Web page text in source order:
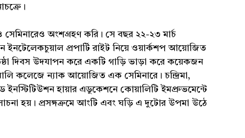
অংশগ্রহণ করি। সে বছর ২২-২৩ মার্চ
ইনটেলেকচুয়াল প্রপার্টি রাইট নিয়ে ওয়ার্কশপ আয়োজিত
দিবস উদযাপন করে একটি গাড়ি ভাড়া করে কয়েকজন
কলেজে ন্যাক আয়োজিত এক সেমিনারে। চন্দ্রিমা,
ইনস্টিটিউশন হায়ার এডুকেশনে কোয়ালিটি ইমপ্রুভমেন্টে
হয়। প্রসঙ্গক্রমে আংটি এবং ঘড়ি এ দুটোর উপমা উঠে